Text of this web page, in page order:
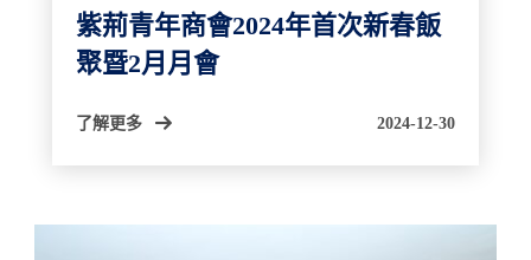
紫荊青年商會2024年首次新春飯
聚暨2月月會
了解更多 2024-12-30